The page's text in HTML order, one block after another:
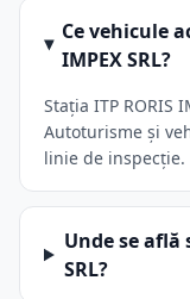
Ce vehicule
IMPEX SRL?
Stația ITP RORIS
Autoturisme și
linie de inspecție.
Unde se află
SRL?